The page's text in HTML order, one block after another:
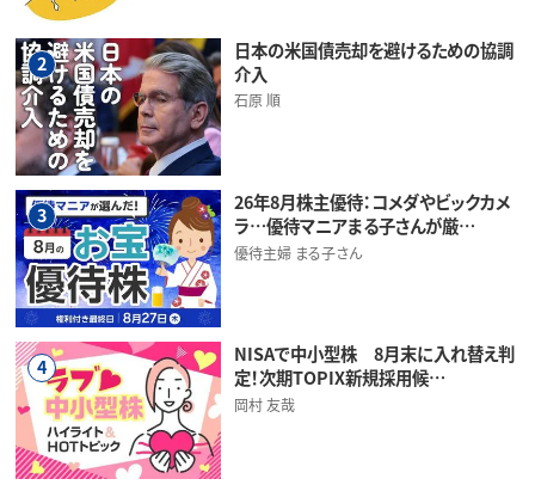
2
日本の米国債売却を避けるための協調
介入
石原 順
3
26年8月株主優待：コメダやビックカメ
ラ…優待マニアまる子さんが厳…
優待主婦 まる子さん
4
NISAで中小型株 8月末に入れ替え判
定！次期TOPIX新規採用候…
岡村 友哉